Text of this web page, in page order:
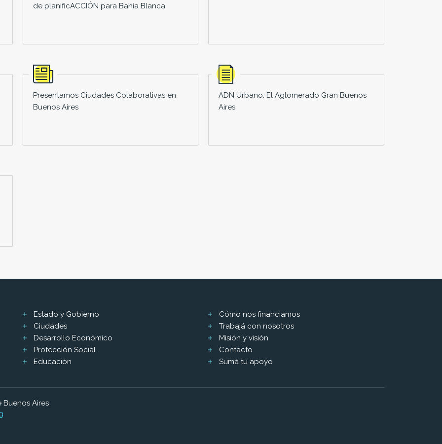
de planificACCIÓN para Bahía Blanca
Presentamos Ciudades Colaborativas en
Buenos Aires
ADN Urbano: El Aglomerado Gran Buenos
Aires
Estado y Gobierno
Ciudades
Desarrollo Económico
Protección Social
Educación
Cómo nos financiamos
Trabajá con nosotros
Misión y visión
Contacto
Sumá tu apoyo
Buenos Aires